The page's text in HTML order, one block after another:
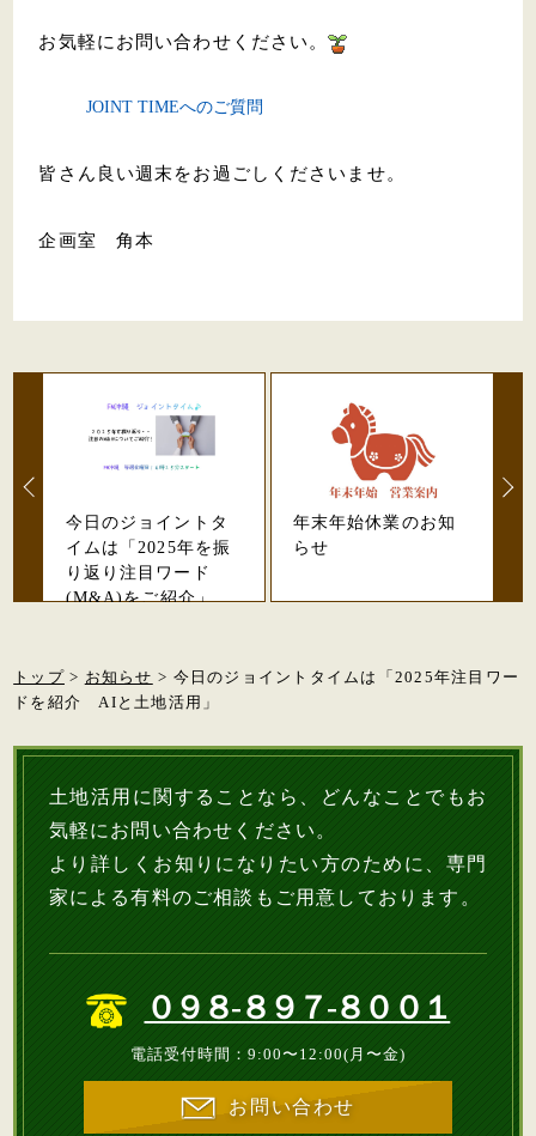
お気軽にお問い合わせください。
JOINT TIMEへのご質問
皆さん良い週末をお過ごしくださいませ。
企画室 角本
今日のジョイントタ
イムは「2025年を振
り返り注目ワード
(M&A)をご紹介」
年末年始休業のお知
らせ
トップ > お知らせ > 今日のジョイントタイムは「2025年注目ワー
ドを紹介 AIと土地活用」
土地活用に関することなら、どんなことでもお
気軽にお問い合わせください。
より詳しくお知りになりたい方のために、専門
家による有料のご相談もご用意しております。
０９８-８９７-８００１
電話受付時間：9:00〜12:00(月〜金)
お問い合わせ